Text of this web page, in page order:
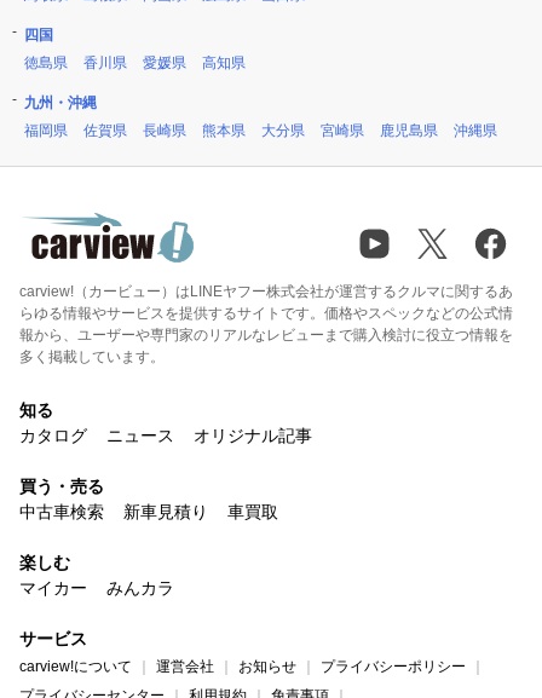
四国
徳島県
香川県 愛媛県 高知県
九州・沖縄
福岡県
佐賀県 長崎県 熊本県 大分県 宮崎県 鹿児島県 沖縄県
carview!（カービュー）はLINEヤフー株式会社が運営するクルマに関するあ
らゆる情報やサービスを提供するサイトです。価格やスペックなどの公式情
報から、ユーザーや専門家のリアルなレビューまで購入検討に役立つ情報を
多く掲載しています。
知る
カタログ
ニュース オリジナル記事
買う・売る
中古車検索
新車見積り 車買取
楽しむ
マイカー
みんカラ
サービス
carview!について 運営会社 お知らせ
プライバシーポリシー